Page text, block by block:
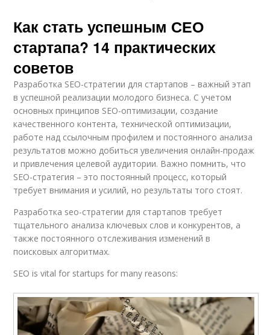
Как стать успешным СЕО
стартапа? 14 практических
советов
Разработка SEO-стратегии для стартапов – важный этап
в успешной реализации молодого бизнеса. С учетом
основных принципов SEO-оптимизации, создание
качественного контента, технической оптимизации,
работе над ссылочным профилем и постоянного анализа
результатов можно добиться увеличения онлайн-продаж
и привлечения целевой аудитории. Важно помнить, что
SEO-стратегия – это постоянный процесс, который
требует внимания и усилий, но результаты того стоят.
Разработка seo-стратегии для стартапов требует
тщательного анализа ключевых слов и конкурентов, а
также постоянного отслеживания изменений в
поисковых алгоритмах.
SEO is vital for startups for many reasons: